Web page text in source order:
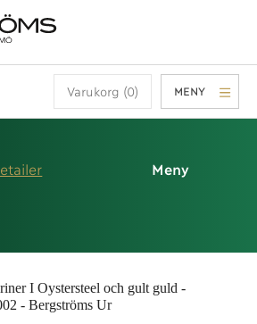
Varukorg (0) MENY
Meny